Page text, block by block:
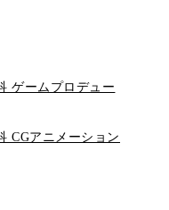
ゲームプロデュー
CGアニメーション